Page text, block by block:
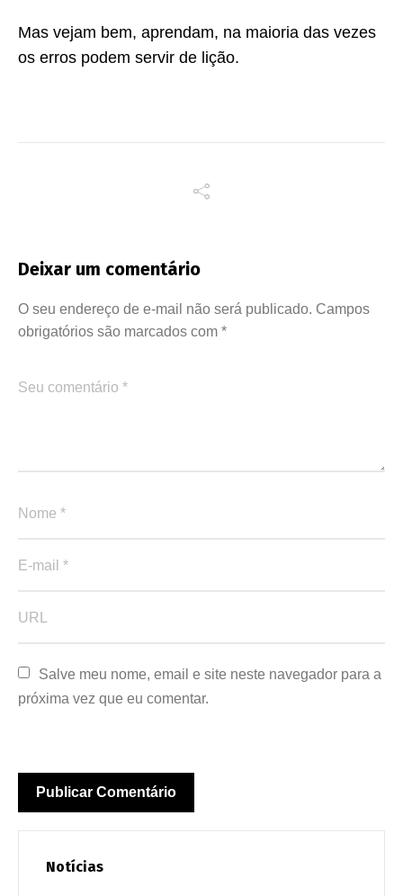
Mas vejam bem, aprendam, na maioria das vezes
os erros podem servir de lição.
Deixar um comentário
O seu endereço de e-mail não será publicado. Campos
obrigatórios são marcados com *
Salve meu nome, email e site neste navegador para a
próxima vez que eu comentar.
Notícias